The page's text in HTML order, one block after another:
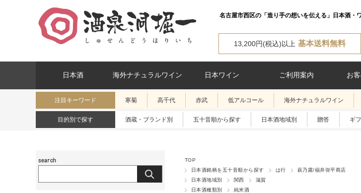
名古屋市西区の「造り手の想いを伝える」日本酒・
13,200円(税込)以上 基本送料無料
日本酒 海外ナチュラルワイン 日本ワイン ご利用案内 お
注目キーワード 寒菊 高千代 赤武 低アルコール 海外ナチュラルワイン
目的別で探す 酒蔵・ブランド別 五十音順から探す 日本酒地域別 贈答 ギ
TOP
日本酒銘柄を五十音順から探す
は行
萩乃露/福井弥平商店
日本酒地域別
関西
滋賀
日本酒種類別
純米酒